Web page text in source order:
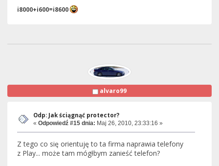
i8000+i600=i8600
alvaro99
Odp: Jak ściągnąć protector?
« Odpowiedź #15 dnia: Maj 26, 2010, 23:33:16 »
Z tego co się orientuję to ta firma naprawia telefony
z Play... może tam mógłbym zanieść telefon?